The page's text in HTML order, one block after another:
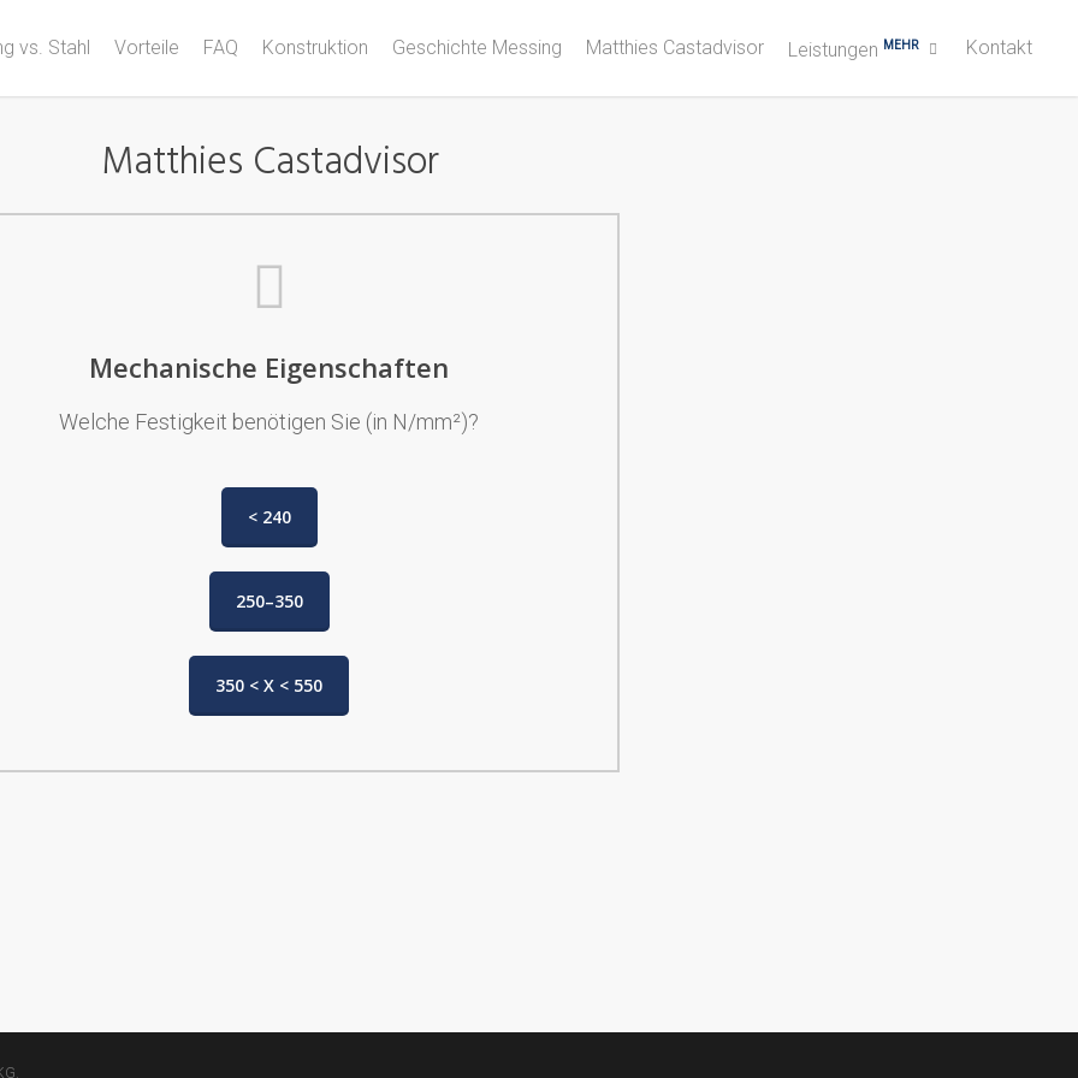
vs. Stahl Vorteile FAQ Konstruktion Geschichte Messing Matthies Castadvisor Leistungen MEHR Kontakt
Matthies Castadvisor
Mechanische Eigenschaften
Welche Festigkeit benötigen Sie (in N/mm²)?
< 240
250–350
350 < X < 550